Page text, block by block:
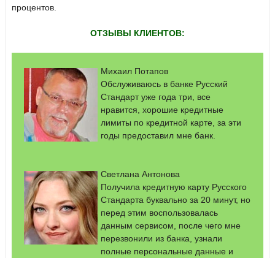
процентов.
ОТЗЫВЫ КЛИЕНТОВ:
Михаил Потапов
Обслуживаюсь в банке Русский
Стандарт уже года три, все
нравится, хорошие кредитные
лимиты по кредитной карте, за эти
годы предоставил мне банк.
Светлана Антонова
Получила кредитную карту Русского
Стандарта буквально за 20 минут, но
перед этим воспользовалась
данным сервисом, после чего мне
перезвонили из банка, узнали
полные персональные данные и